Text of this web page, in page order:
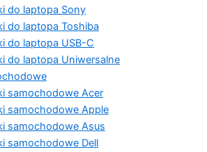
do laptopa Sony
do laptopa Toshiba
do laptopa USB-C
do laptopa Uniwersalne
samochodowe Acer
samochodowe Apple
samochodowe Asus
samochodowe Dell